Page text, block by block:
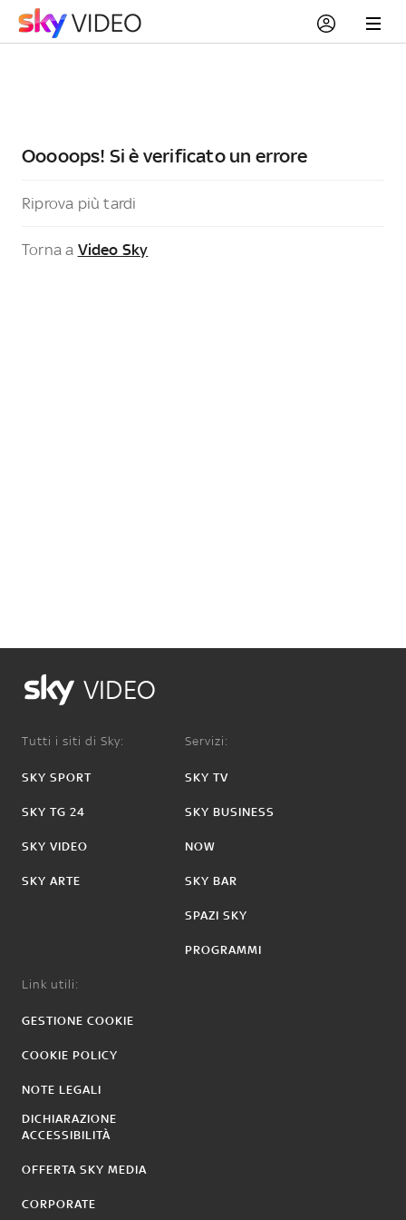
Ooooops! Si è verificato un errore
Riprova più tardi
Torna a Video Sky
VIDEO
Tutti i siti di Sky:
SKY SPORT
SKY TG 24
SKY VIDEO
SKY ARTE
Servizi:
SKY TV
SKY BUSINESS
NOW
SKY BAR
SPAZI SKY
PROGRAMMI
Link utili:
GESTIONE COOKIE
COOKIE POLICY
NOTE LEGALI
DICHIARAZIONE
ACCESSIBILITÀ
OFFERTA SKY MEDIA
CORPORATE